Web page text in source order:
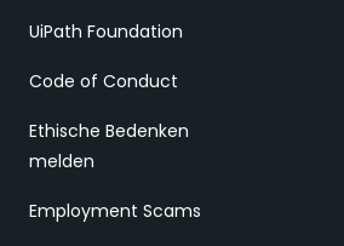
UiPath Foundation
Code of Conduct
Ethische Bedenken
melden
Employment Scams